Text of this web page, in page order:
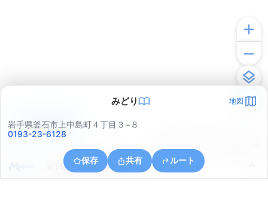
みどり 地図
岩手県釜石市上中島町４丁目３−８
0193-23-6128
保存 共有 ルート
岩手県釜石市平田第２地割
アプリで見る